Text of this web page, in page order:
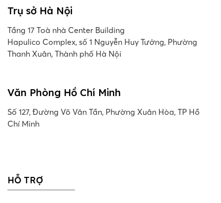
Trụ sở Hà Nội
Tầng 17 Toà nhà Center Building
Hapulico Complex, số 1 Nguyễn Huy Tưởng, Phường
Thanh Xuân, Thành phố Hà Nội
Văn Phòng Hồ Chí Minh
Số 127, Đường Võ Văn Tần, Phường Xuân Hòa, TP Hồ
Chí Minh
HỖ TRỢ